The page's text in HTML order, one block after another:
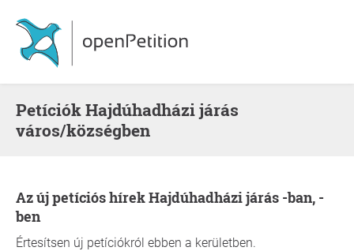
Petíciók Hajdúhadházi járás
város/községben
Az új petíciós hírek Hajdúhadházi járás -ban, -
ben
Értesítsen új petíciókról ebben a kerületben.